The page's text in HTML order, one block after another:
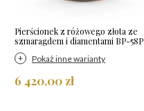
Pierścionek z różowego złota ze
szmaragdem i diamentami BP-58P
Pokaż inne warianty
6 420,00 zł